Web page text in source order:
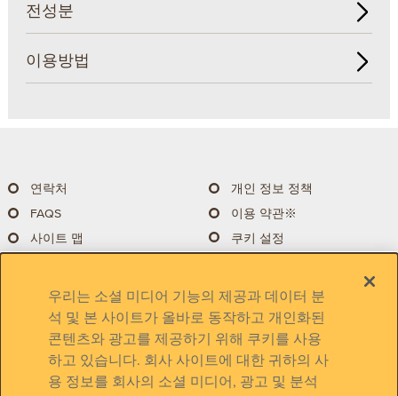
전성분
이용방법
연락처
FAQS
사이트 맵
개인 정보 정책
이용 약관※
쿠키 설정
국가 변경
우리는 소셜 미디어 기능의 제공과 데이터 분
석 및 본 사이트가 올바로 동작하고 개인화된
콘텐츠와 광고를 제공하기 위해 쿠키를 사용
하고 있습니다. 회사 사이트에 대한 귀하의 사
용 정보를 회사의 소셜 미디어, 광고 및 분석